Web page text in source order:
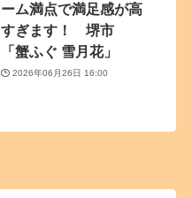
ーム満点で満足感が高
すぎます！ 堺市
「蟹ふぐ 雪月花」
2026年06月26日 16:00